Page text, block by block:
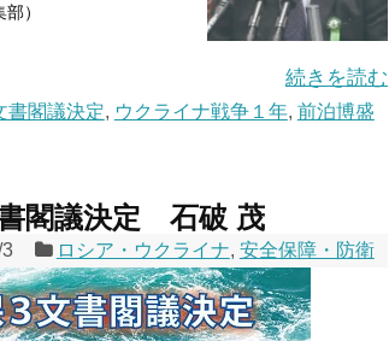
）
続きを読む
書閣議決定, ウクライナ戦争１年, 前泊博盛
閣議決定 石破 茂
ロシア・ウクライナ, 安全保障・防衛